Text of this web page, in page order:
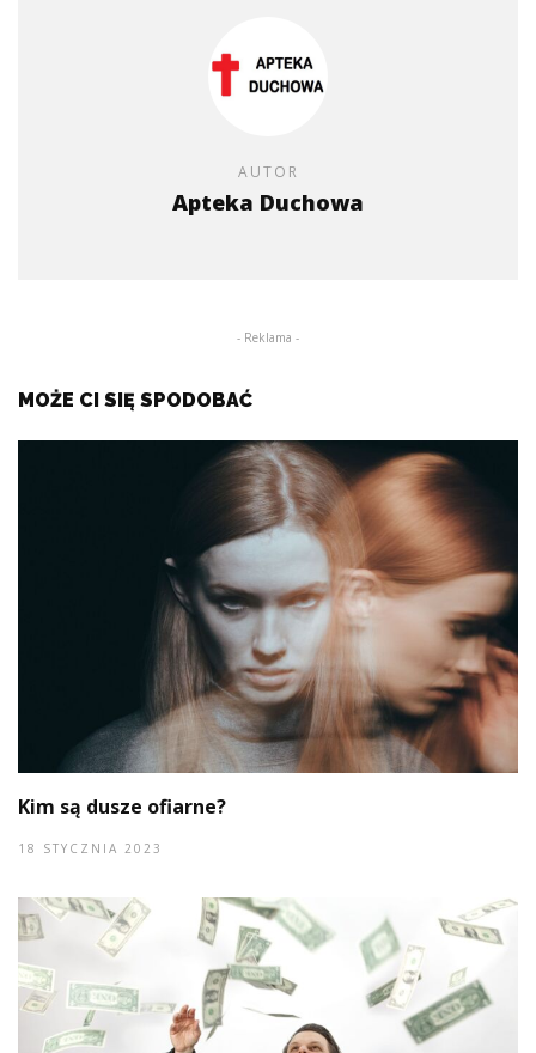
AUTOR
Apteka Duchowa
- Reklama -
MOŻE CI SIĘ SPODOBAĆ
Kim są dusze ofiarne?
18 STYCZNIA 2023